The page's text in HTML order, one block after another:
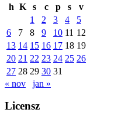
h K s c p s
v
1
2 3 4
5
6
7 8 9 10 11 12
13 14 15 16 17 18 19
20 21 22 23 24 25 26
27 28 29 30 31
« nov
jan »
Licensz